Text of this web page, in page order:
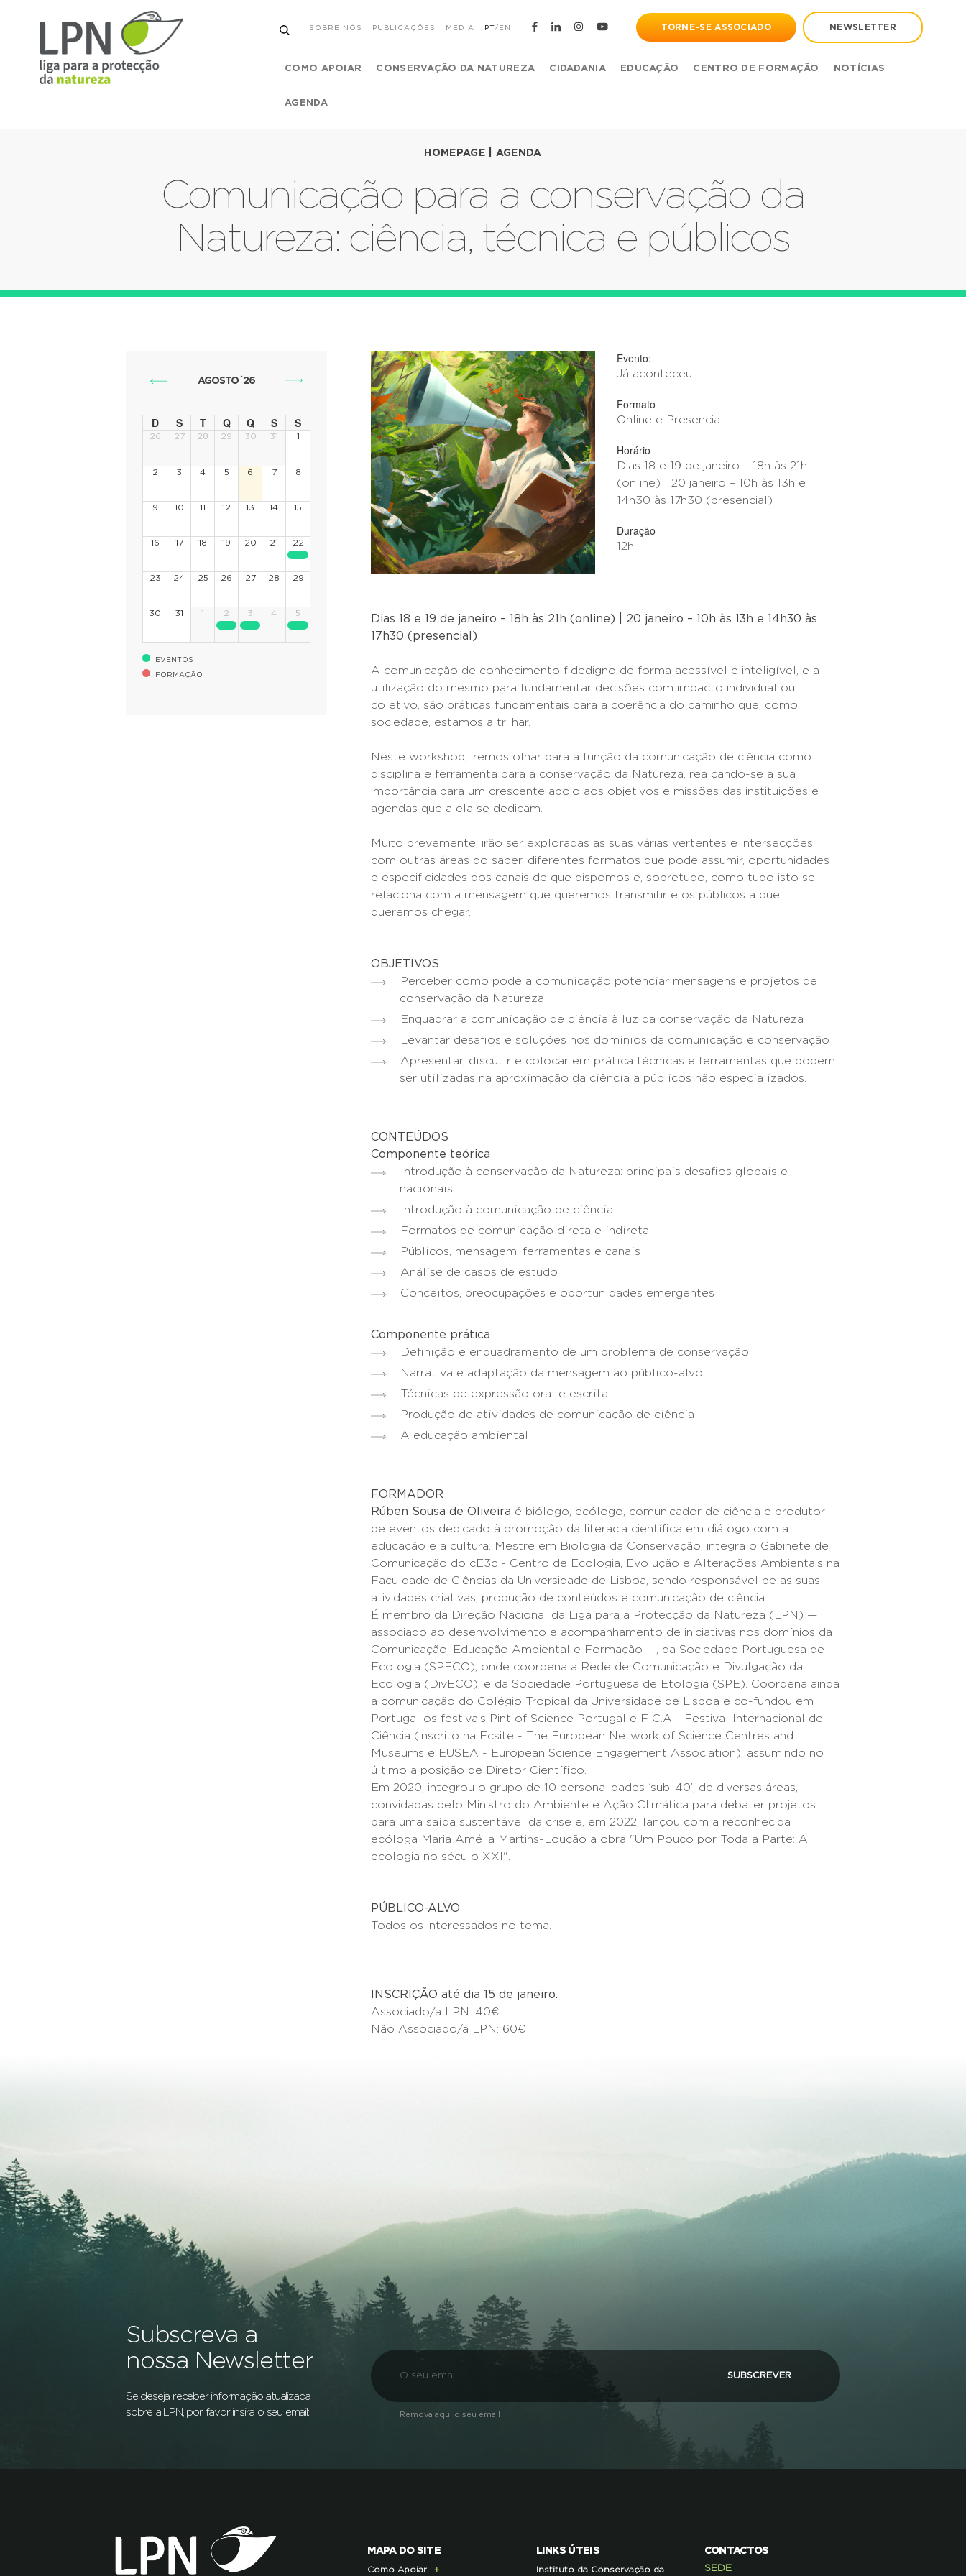
SOBRE NÓS PUBLICAÇÕES MEDIA PT/ EN TORNE-SE ASSOCIADO NEWSLETTER
COMO APOIAR CONSERVAÇÃO DA NATUREZA CIDADANIA EDUCAÇÃO CENTRO DE FORMAÇÃO NOTÍCIAS
AGENDA
HOMEPAGE| AGENDA
Comunicação para a conservação da
Natureza: ciência, técnica e públicos
AGOSTO´26
D S T Q Q S S
26 27 28 29 30 31 1
2 3 4 5 6 7 8
9 10 11 12 13 14 15
16 17 18 19 20 21 22
23 24 25 26 27 28 29
30 31 1 2 3 4 5
EVENTOS
FORMAÇÃO
Evento:
Já aconteceu
Formato
Online e Presencial
Horário
Dias 18 e 19 de janeiro – 18h às 21h
(online) | 20 janeiro – 10h às 13h e
14h30 às 17h30 (presencial)
Duração
12h
Dias 18 e 19 de janeiro – 18h às 21h (online) | 20 janeiro – 10h às 13h e 14h30 às
17h30 (presencial)
A comunicação de conhecimento fidedigno de forma acessível e inteligível, e a
utilização do mesmo para fundamentar decisões com impacto individual ou
coletivo, são práticas fundamentais para a coerência do caminho que, como
sociedade, estamos a trilhar.
Neste workshop, iremos olhar para a função da comunicação de ciência como
disciplina e ferramenta para a conservação da Natureza, realçando-se a sua
importância para um crescente apoio aos objetivos e missões das instituições e
agendas que a ela se dedicam.
Muito brevemente, irão ser exploradas as suas várias vertentes e intersecções
com outras áreas do saber, diferentes formatos que pode assumir, oportunidades
e especificidades dos canais de que dispomos e, sobretudo, como tudo isto se
relaciona com a mensagem que queremos transmitir e os públicos a que
queremos chegar.
OBJETIVOS
Perceber como pode a comunicação potenciar mensagens e projetos de
conservação da Natureza
Enquadrar a comunicação de ciência à luz da conservação da Natureza
Levantar desafios e soluções nos domínios da comunicação e conservação
Apresentar, discutir e colocar em prática técnicas e ferramentas que podem
ser utilizadas na aproximação da ciência a públicos não especializados.
CONTEÚDOS
Componente teórica
Introdução à conservação da Natureza: principais desafios globais e
nacionais
Introdução à comunicação de ciência
Formatos de comunicação direta e indireta
Públicos, mensagem, ferramentas e canais
Análise de casos de estudo
Conceitos, preocupações e oportunidades emergentes
Componente prática
Definição e enquadramento de um problema de conservação
Narrativa e adaptação da mensagem ao público-alvo
Técnicas de expressão oral e escrita
Produção de atividades de comunicação de ciência
A educação ambiental
FORMADOR
Rúben Sousa de Oliveira é biólogo, ecólogo, comunicador de ciência e produtor
de eventos dedicado à promoção da literacia científica em diálogo com a
educação e a cultura. Mestre em Biologia da Conservação, integra o Gabinete de
Comunicação do cE3c - Centro de Ecologia, Evolução e Alterações Ambientais na
Faculdade de Ciências da Universidade de Lisboa, sendo responsável pelas suas
atividades criativas, produção de conteúdos e comunicação de ciência.
É membro da Direção Nacional da Liga para a Protecção da Natureza (LPN) —
associado ao desenvolvimento e acompanhamento de iniciativas nos domínios da
Comunicação, Educação Ambiental e Formação —, da Sociedade Portuguesa de
Ecologia (SPECO), onde coordena a Rede de Comunicação e Divulgação da
Ecologia (DivECO), e da Sociedade Portuguesa de Etologia (SPE). Coordena ainda
a comunicação do Colégio Tropical da Universidade de Lisboa e co-fundou em
Portugal os festivais Pint of Science Portugal e FIC.A - Festival Internacional de
Ciência (inscrito na Ecsite - The European Network of Science Centres and
Museums e EUSEA - European Science Engagement Association), assumindo no
último a posição de Diretor Científico.
Em 2020, integrou o grupo de 10 personalidades ‘sub-40’, de diversas áreas,
convidadas pelo Ministro do Ambiente e Ação Climática para debater projetos
para uma saída sustentável da crise e, em 2022, lançou com a reconhecida
ecóloga Maria Amélia Martins-Loução a obra "Um Pouco por Toda a Parte: A
ecologia no século XXI".
PÚBLICO-ALVO
Todos os interessados no tema.
INSCRIÇÃO até dia 15 de janeiro.
Associado/a LPN: 40€
Não Associado/a LPN: 60€
Subscreva a
nossa Newsletter
Se deseja receber informação atualizada
sobre a LPN, por favor insira o seu email:
SUBSCREVER
Remova aqui o seu email
MAPA DO SITE
Como Apoiar
LINKS ÚTEIS
Instituto da Conservação da
CONTACTOS
SEDE